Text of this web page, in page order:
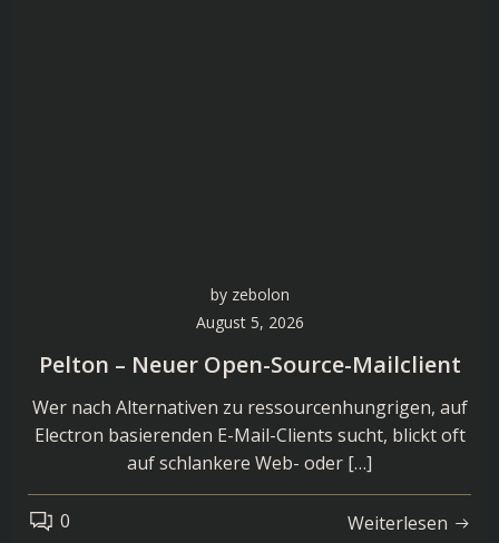
by zebolon
August 5, 2026
Pelton – Neuer Open-Source-Mailclient
Wer nach Alternativen zu ressourcenhungrigen, auf
Electron basierenden E-Mail-Clients sucht, blickt oft
auf schlankere Web- oder […]
0 Weiterlesen